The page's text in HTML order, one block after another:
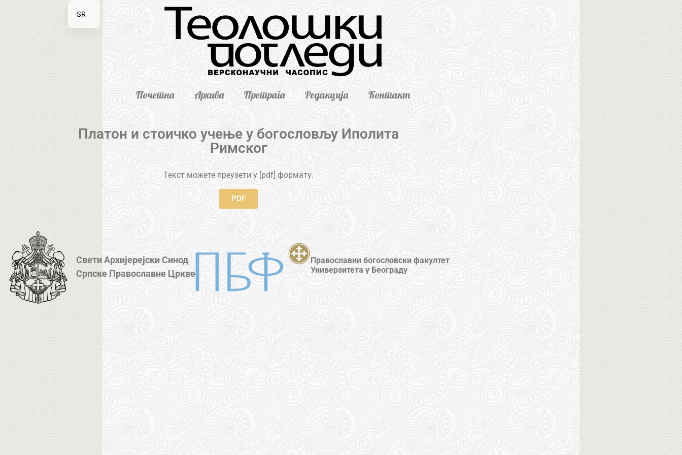
Почетна Архива Претрага Редакција Контакт
Платон и стоичко учење у богословљу Иполита
Римског
Текст можете преузети у [pdf] формату.
PDF
Свети Архијерејски Синод
Српске Православне Цркве
Православни богословски факултет
Универзитета у Београду
SR
EN